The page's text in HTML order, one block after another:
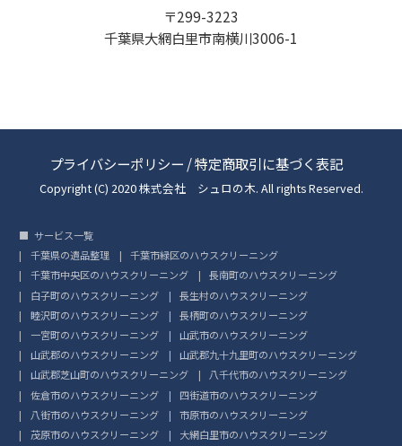
〒299-3223
千葉県大網白里市南横川3006-1
プライバシーポリシー /特定商取引に基づく表記
Copyright (C) 2020 株式会社 シュロの木. All rights Reserved.
サービス一覧
千葉県の遺品整理
千葉市緑区のハウスクリーニング
千葉市中央区のハウスクリーニング
長南町のハウスクリーニング
白子町のハウスクリーニング
長生村のハウスクリーニング
睦沢町のハウスクリーニング
長柄町のハウスクリーニング
一宮町のハウスクリーニング
山武市のハウスクリーニング
山武郡のハウスクリーニング
山武郡九十九里町のハウスクリーニング
山武郡芝山町のハウスクリーニング
八千代市のハウスクリーニング
佐倉市のハウスクリーニング
四街道市のハウスクリーニング
八街市のハウスクリーニング
市原市のハウスクリーニング
茂原市のハウスクリーニング
大網白里市のハウスクリーニング